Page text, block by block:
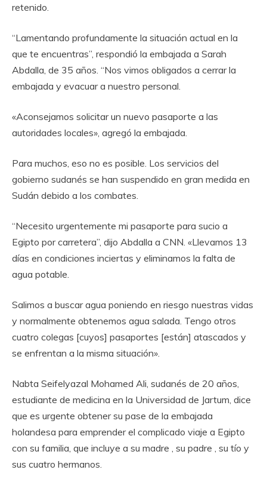
retenido.
“Lamentando profundamente la situación actual en la
que te encuentras”, respondió la embajada a Sarah
Abdalla, de 35 años. “Nos vimos obligados a cerrar la
embajada y evacuar a nuestro personal.
«Aconsejamos solicitar un nuevo pasaporte a las
autoridades locales», agregó la embajada.
Para muchos, eso no es posible. Los servicios del
gobierno sudanés se han suspendido en gran medida en
Sudán debido a los combates.
“Necesito urgentemente mi pasaporte para sucio a
Egipto por carretera”, dijo Abdalla a CNN. «Llevamos 13
días en condiciones inciertas y eliminamos la falta de
agua potable.
Salimos a buscar agua poniendo en riesgo nuestras vidas
y normalmente obtenemos agua salada. Tengo otros
cuatro colegas [cuyos] pasaportes [están] atascados y
se enfrentan a la misma situación».
Nabta Seifelyazal Mohamed Ali, sudanés de 20 años,
estudiante de medicina en la Universidad de Jartum, dice
que es urgente obtener su pase de la embajada
holandesa para emprender el complicado viaje a Egipto
con su familia, que incluye a su madre , su padre , su tío y
sus cuatro hermanos.